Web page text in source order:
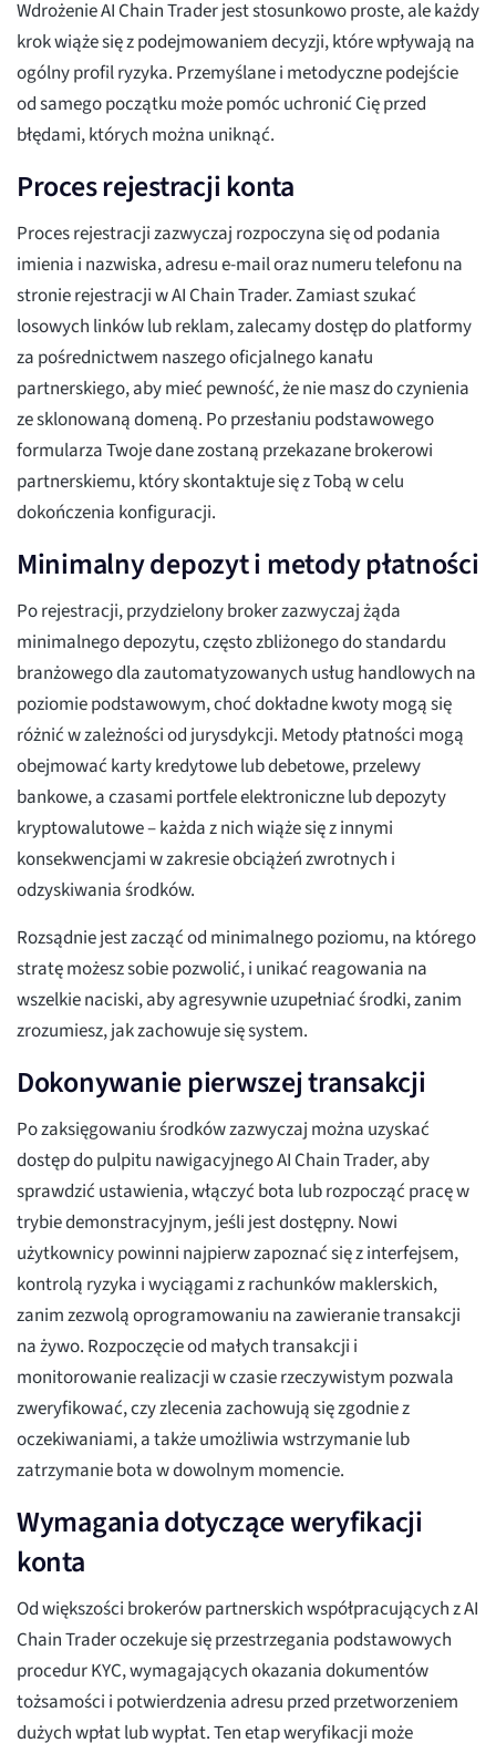
Wdrożenie AI Chain Trader jest stosunkowo proste, ale każdy
krok wiąże się z podejmowaniem decyzji, które wpływają na
ogólny profil ryzyka. Przemyślane i metodyczne podejście
od samego początku może pomóc uchronić Cię przed
błędami, których można uniknąć.
Proces rejestracji konta
Proces rejestracji zazwyczaj rozpoczyna się od podania
imienia i nazwiska, adresu e-mail oraz numeru telefonu na
stronie rejestracji w AI Chain Trader. Zamiast szukać
losowych linków lub reklam, zalecamy dostęp do platformy
za pośrednictwem naszego oficjalnego kanału
partnerskiego, aby mieć pewność, że nie masz do czynienia
ze sklonowaną domeną. Po przesłaniu podstawowego
formularza Twoje dane zostaną przekazane brokerowi
partnerskiemu, który skontaktuje się z Tobą w celu
dokończenia konfiguracji.
Minimalny depozyt i metody płatności
Po rejestracji, przydzielony broker zazwyczaj żąda
minimalnego depozytu, często zbliżonego do standardu
branżowego dla zautomatyzowanych usług handlowych na
poziomie podstawowym, choć dokładne kwoty mogą się
różnić w zależności od jurysdykcji. Metody płatności mogą
obejmować karty kredytowe lub debetowe, przelewy
bankowe, a czasami portfele elektroniczne lub depozyty
kryptowalutowe – każda z nich wiąże się z innymi
konsekwencjami w zakresie obciążeń zwrotnych i
odzyskiwania środków.
Rozsądnie jest zacząć od minimalnego poziomu, na którego
stratę możesz sobie pozwolić, i unikać reagowania na
wszelkie naciski, aby agresywnie uzupełniać środki, zanim
zrozumiesz, jak zachowuje się system.
Dokonywanie pierwszej transakcji
Po zaksięgowaniu środków zazwyczaj można uzyskać
dostęp do pulpitu nawigacyjnego AI Chain Trader, aby
sprawdzić ustawienia, włączyć bota lub rozpocząć pracę w
trybie demonstracyjnym, jeśli jest dostępny. Nowi
użytkownicy powinni najpierw zapoznać się z interfejsem,
kontrolą ryzyka i wyciągami z rachunków maklerskich,
zanim zezwolą oprogramowaniu na zawieranie transakcji
na żywo. Rozpoczęcie od małych transakcji i
monitorowanie realizacji w czasie rzeczywistym pozwala
zweryfikować, czy zlecenia zachowują się zgodnie z
oczekiwaniami, a także umożliwia wstrzymanie lub
zatrzymanie bota w dowolnym momencie.
Wymagania dotyczące weryfikacji
konta
Od większości brokerów partnerskich współpracujących z AI
Chain Trader oczekuje się przestrzegania podstawowych
procedur KYC, wymagających okazania dokumentów
tożsamości i potwierdzenia adresu przed przetworzeniem
dużych wpłat lub wypłat. Ten etap weryfikacji może